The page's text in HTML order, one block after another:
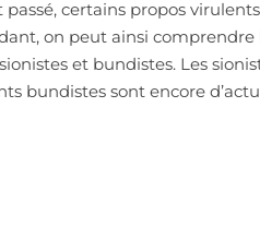
passé, certains propos
on peut ainsi
et bundistes. Les
bundistes sont encore